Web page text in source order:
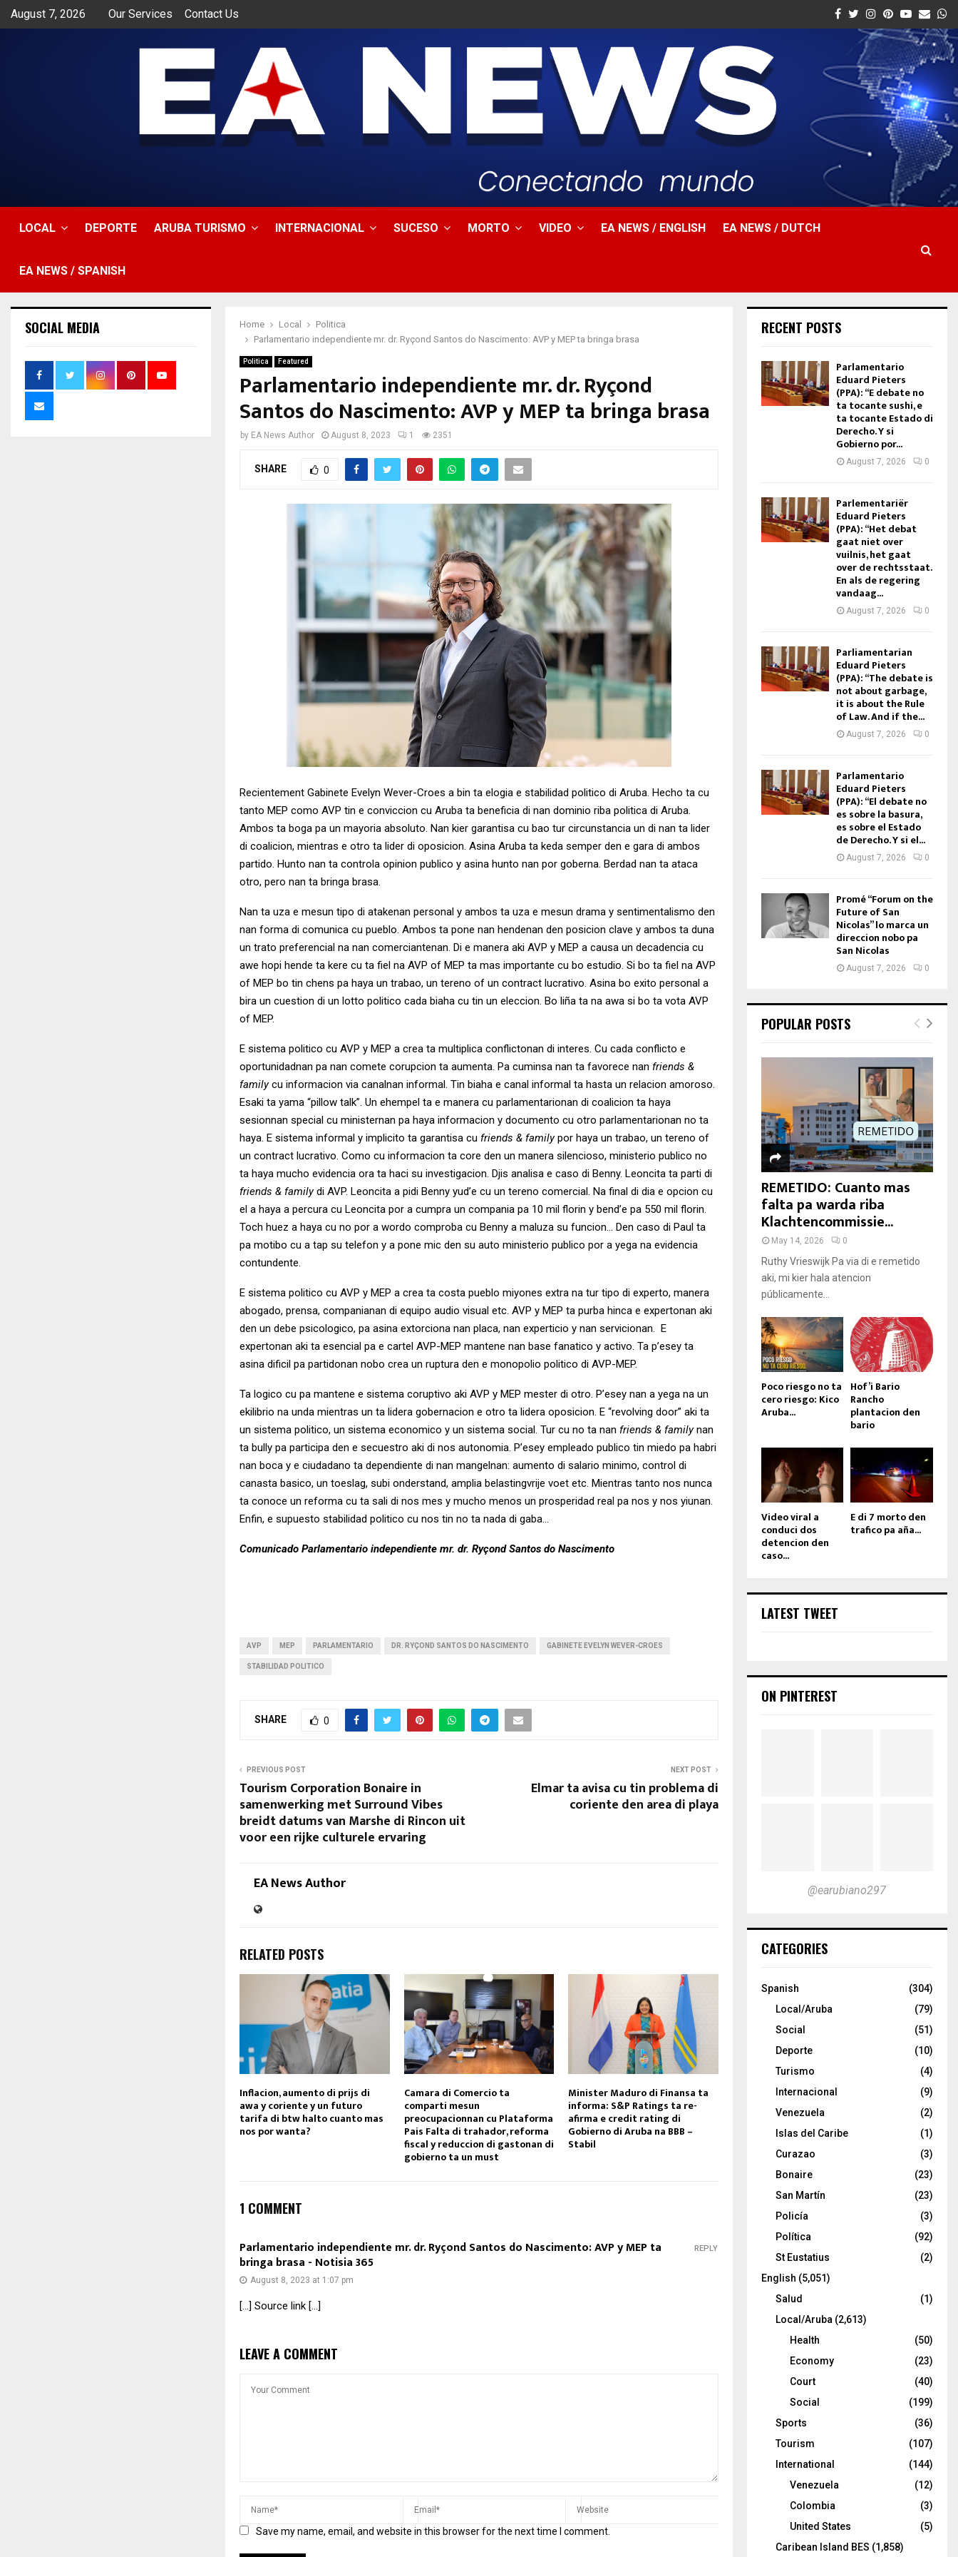
August 7, 2026 Our Services Contact Us Facebook
Twitter
Instagram
Pinterest
Youtube
Email
LOCAL DEPORTE ARUBA TURISMO INTERNACIONAL SUCESO MORTO VIDEO EA NEWS / ENGLISH EA NEWS / DUTCH
EA NEWS / SPANISH
Home Local
Politica
Parlamentario independiente mr. dr. Ryçond Santos do Nascimento: AVP y MEP ta bringa brasa
Politica Featured
Parlamentario independiente mr. dr. Ryçond
Santos do Nascimento: AVP y MEP ta bringa brasa
by EA News Author August 8, 2023 1 2351
SHARE 0
Recientement Gabinete Evelyn Wever-Croes a bin ta elogia e stabilidad politico di Aruba. Hecho ta cu
tanto MEP como AVP tin e conviccion cu Aruba ta beneficia di nan dominio riba politica di Aruba.
Ambos ta boga pa un mayoria absoluto. Nan kier garantisa cu bao tur circunstancia un di nan ta lider
di coalicion, mientras e otro ta lider di oposicion. Asina Aruba ta keda semper den e gara di ambos
partido. Hunto nan ta controla opinion publico y asina hunto nan por goberna. Berdad nan ta ataca
otro, pero nan ta bringa brasa.
Nan ta uza e mesun tipo di atakenan personal y ambos ta uza e mesun drama y sentimentalismo den
nan forma di comunica cu pueblo. Ambos ta pone nan hendenan den posicion clave y ambos ta duna
un trato preferencial na nan comerciantenan. Di e manera aki AVP y MEP a causa un decadencia cu
awe hopi hende ta kere cu ta fiel na AVP of MEP ta mas importante cu bo estudio. Si bo ta fiel na AVP
of MEP bo tin chens pa haya un trabao, un tereno of un contract lucrativo. Asina bo exito personal a
bira un cuestion di un lotto politico cada biaha cu tin un eleccion. Bo liña ta na awa si bo ta vota AVP
of MEP.
E sistema politico cu AVP y MEP a crea ta multiplica conflictonan di interes. Cu cada conflicto e
oportunidadnan pa nan comete corupcion ta aumenta. Pa cuminsa nan ta favorece nan friends &
familycu informacion via canalnan informal. Tin biaha e canal informal ta hasta un relacion amoroso.
Esaki ta yama “pillow talk”. Un ehempel ta e manera cu parlamentarionan di coalicion ta haya
sesionnan special cu ministernan pa haya informacion y documento cu otro parlamentarionan no ta
haya. E sistema informal y implicito ta garantisa cu friends & familypor haya un trabao, un tereno of
un contract lucrativo. Como cu informacion ta core den un manera silencioso, ministerio publico no
ta haya mucho evidencia ora ta haci su investigacion. Djis analisa e caso di Benny. Leoncita ta parti di
friends & familydi AVP. Leoncita a pidi Benny yud’e cu un tereno comercial. Na final di dia e opcion cu
el a haya a percura cu Leoncita por a cumpra un compania pa 10 mil florin y bend’e pa 550 mil florin.
Toch huez a haya cu no por a wordo comproba cu Benny a maluza su funcion… Den caso di Paul ta
pa motibo cu a tap su telefon y a pone mic den su auto ministerio publico por a yega na evidencia
contundente.
E sistema politico cu AVP y MEP a crea ta costa pueblo miyones extra na tur tipo di experto, manera
abogado, prensa, companianan di equipo audio visual etc. AVP y MEP ta purba hinca e expertonan aki
den un debe psicologico, pa asina extorciona nan placa, nan experticio y nan servicionan. E
expertonan aki ta esencial pa e cartel AVP-MEP mantene nan base fanatico y activo. Ta p’esey ta
asina dificil pa partidonan nobo crea un ruptura den e monopolio politico di AVP-MEP.
Ta logico cu pa mantene e sistema coruptivo aki AVP y MEP mester di otro. P’esey nan a yega na un
ekilibrio na unda mientras un ta lidera gobernacion e otro ta lidera oposicion. E “revolving door” aki ta
un sistema politico, un sistema economico y un sistema social. Tur cu no ta nan friends & familynan
ta bully pa participa den e secuestro aki di nos autonomia. P’esey empleado publico tin miedo pa habri
nan boca y e ciudadano ta dependiente di nan mangelnan: aumento di salario minimo, control di
canasta basico, un toeslag, subi onderstand, amplia belastingvrije voet etc. Mientras tanto nos nunca
ta conoce un reforma cu ta sali di nos mes y mucho menos un prosperidad real pa nos y nos yiunan.
Enfin, e supuesto stabilidad politico cu nos tin no ta nada di gaba…
Comunicado Parlamentario independiente mr. dr. Ryçond Santos do Nascimento
AVP MEP PARLAMENTARIO DR. RYÇOND SANTOS DO NASCIMENTO GABINETE EVELYN WEVER-CROES
STABILIDAD POLITICO
SHARE 0
PREVIOUS POST
Tourism Corporation Bonaire in
samenwerking met Surround Vibes
breidt datums van Marshe di Rincon uit
voor een rijke culturele ervaring
NEXT POST
Elmar ta avisa cu tin problema di
coriente den area di playa
EA News Author
RELATED POSTS
Inflacion, aumento di prijs di
awa y coriente y un futuro
tarifa di btw halto cuanto mas
nos por wanta?
Camara di Comercio ta
comparti mesun
preocupacionnan cu Plataforma
Pais Falta di trahador, reforma
fiscal y reduccion di gastonan di
gobierno ta un must
Minister Maduro di Finansa ta
informa: S&P Ratings ta re-
afirma e credit rating di
Gobierno di Aruba na BBB –
Stabil
1 COMMENT
Parlamentario independiente mr. dr. Ryçond Santos do Nascimento: AVP y MEP ta
bringa brasa - Notisia 365
August 8, 2023 at 1:07 pm
[…] Source link […]
REPLY
LEAVE A COMMENT
Save my name, email, and website in this browser for the next time I comment.
SOCIAL MEDIA RECENT POSTS
Parlamentario
Eduard Pieters
(PPA): “E debate no
ta tocante sushi, e
ta tocante Estado di
Derecho. Y si
Gobierno por...
August 7, 2026 0
Parlementariër
Eduard Pieters
(PPA): “Het debat
gaat niet over
vuilnis, het gaat
over de rechtsstaat.
En als de regering
vandaag...
August 7, 2026 0
Parliamentarian
Eduard Pieters
(PPA): “The debate is
not about garbage,
it is about the Rule
of Law. And if the...
August 7, 2026 0
Parlamentario
Eduard Pieters
(PPA): “El debate no
es sobre la basura,
es sobre el Estado
de Derecho. Y si el...
August 7, 2026 0
Promé “Forum on the
Future of San
Nicolas” lo marca un
direccion nobo pa
San Nicolas
August 7, 2026 0
POPULAR POSTS
REMETIDO: Cuanto mas
falta pa warda riba
Klachtencommissie...
May 14, 2026 0
Ruthy Vrieswijk Pa via di e remetido
aki, mi kier hala atencion
públicamente...
Poco riesgo no ta
cero riesgo: Kico
Aruba...
Hof’i Bario
Rancho
plantacion den
bario
Video viral a
conduci dos
detencion den
caso...
E di 7 morto den
trafico pa aña...
LATEST TWEET
ON PINTEREST
@earubiano297
CATEGORIES
Spanish
(304)
Local/Aruba
(79)
Social
(51)
Deporte
(10)
Turismo
(4)
Internacional
(9)
Venezuela
(2)
Islas del Caribe
(1)
Curazao
(3)
Bonaire
(23)
San Martín
(23)
Policía
(3)
Política
(92)
St Eustatius
(2)
English (5,051)
Salud
(1)
Local/Aruba (2,613)
Health
(50)
Economy
(23)
Court
(40)
Social
(199)
Sports
(36)
Tourism
(107)
International
(144)
Venezuela
(12)
Colombia
(3)
United States
(5)
Caribean Island BES (1,858)